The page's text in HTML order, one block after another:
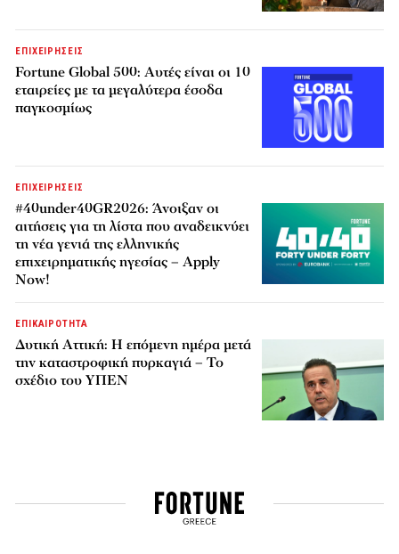
ΕΠΙΧΕΙΡΗΣΕΙΣ
Fortune Global 500: Αυτές είναι οι 10
εταιρείες με τα μεγαλύτερα έσοδα
παγκοσμίως
ΕΠΙΧΕΙΡΗΣΕΙΣ
#40under40GR2026: Άνοιξαν οι
αιτήσεις για τη λίστα που αναδεικνύει
τη νέα γενιά της ελληνικής
επιχειρηματικής ηγεσίας – Apply
Now!
ΕΠΙΚΑΙΡΟΤΗΤΑ
Δυτική Αττική: Η επόμενη ημέρα μετά
την καταστροφική πυρκαγιά – Το
σχέδιο του ΥΠΕΝ